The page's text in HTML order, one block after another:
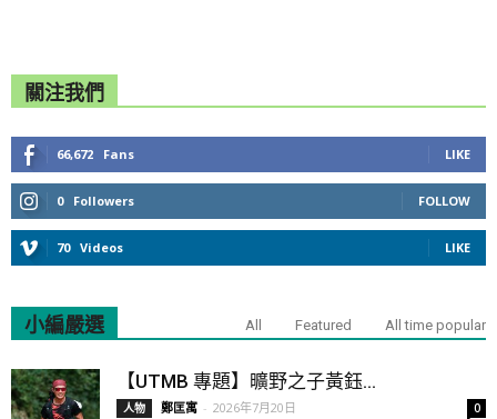
關注我們
66,672 Fans LIKE
0 Followers FOLLOW
70 Videos LIKE
小編嚴選 All Featured All time popular
【UTMB 專題】曠野之子黃鈺...
人物 鄭匡寓 - 2026年7月20日 0